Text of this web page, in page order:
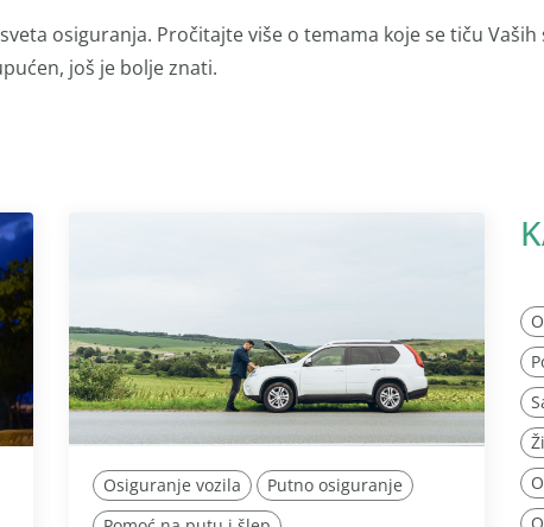
osiguranja. Pročitajte više o temama koje se tiču
još je bolje znati.
Osiguranje vozila
Putno osiguranje